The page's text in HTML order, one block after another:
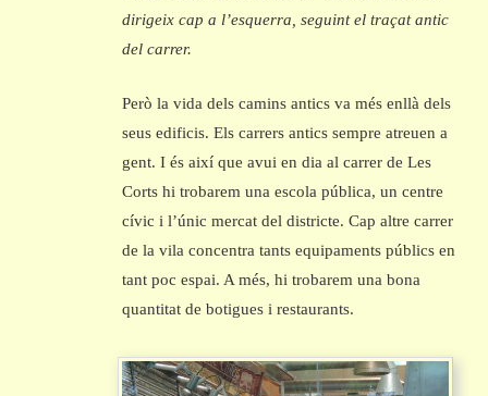
dirigeix cap a l’esquerra, seguint el traçat antic
del carrer.
Però la vida dels camins antics va més enllà dels
seus edificis. Els carrers antics sempre atreuen a
gent. I és així que avui en dia al carrer de Les
Corts hi trobarem una escola pública, un centre
cívic i l’únic mercat del districte. Cap altre carrer
de la vila concentra tants equipaments públics en
tant poc espai. A més, hi trobarem una bona
quantitat de botigues i restaurants.